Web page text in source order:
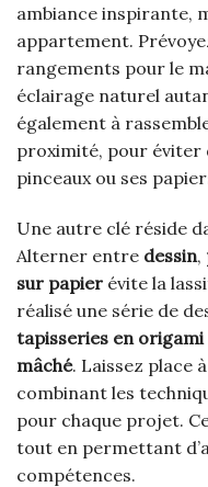
ambiance inspirante,
appartement.
rangements pour le
éclairage naturel
également à
proximité, pour éviter
pinceaux ou ses
Une autre clé réside
Alterner entre dessin,
sur papier évite la
réalisé une série de
tapisseries en origami
mâché. Laissez place
combinant les
pour chaque projet.
tout en permettant
compétences.